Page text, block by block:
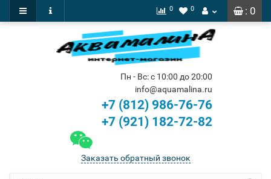
: 0
0 0
Пн - Вс: с 10:00 до 20:00
info@aquamalina.ru
+7 (812) 986-76-76
+7 (921) 182-72-82
Заказать обратный звонок